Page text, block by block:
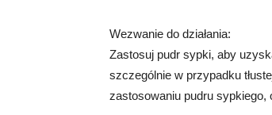
Wezwanie do działania:
Zastosuj pudr sypki, aby
szczególnie w przypadku
zastosowaniu pudru sypkiego,